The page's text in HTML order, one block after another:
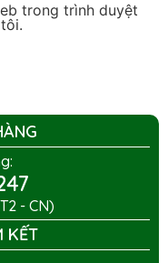
trong trình duyệt
- CN)
KẾT